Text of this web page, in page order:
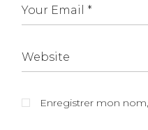
Enregistrer mon